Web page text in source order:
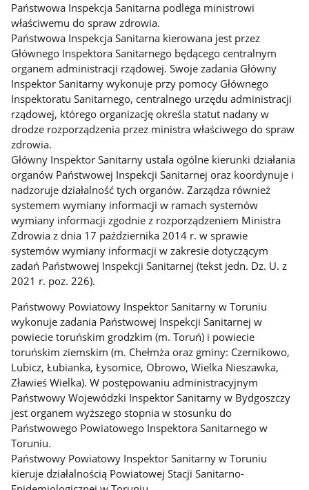
Państwowa Inspekcja Sanitarna podlega ministrowi
właściwemu do spraw zdrowia.
Państwowa Inspekcja Sanitarna kierowana jest przez
Głównego Inspektora Sanitarnego będącego centralnym
organem administracji rządowej. Swoje zadania Główny
Inspektor Sanitarny wykonuje przy pomocy Głównego
Inspektoratu Sanitarnego, centralnego urzędu administracji
rządowej, którego organizację określa statut nadany w
drodze rozporządzenia przez ministra właściwego do spraw
zdrowia.
Główny Inspektor Sanitarny ustala ogólne kierunki działania
organów Państwowej Inspekcji Sanitarnej oraz koordynuje i
nadzoruje działalność tych organów. Zarządza również
systemem wymiany informacji w ramach systemów
wymiany informacji zgodnie z rozporządzeniem Ministra
Zdrowia z dnia 17 października 2014 r. w sprawie
systemów wymiany informacji w zakresie dotyczącym
zadań Państwowej Inspekcji Sanitarnej (tekst jedn. Dz. U. z
2021 r. poz. 226).
Państwowy Powiatowy Inspektor Sanitarny w Toruniu
wykonuje zadania Państwowej Inspekcji Sanitarnej w
powiecie toruńskim grodzkim (m. Toruń) i powiecie
toruńskim ziemskim (m. Chełmża oraz gminy: Czernikowo,
Lubicz, Łubianka, Łysomice, Obrowo, Wielka Nieszawka,
Zławieś Wielka). W postępowaniu administracyjnym
Państwowy Wojewódzki Inspektor Sanitarny w Bydgoszczy
jest organem wyższego stopnia w stosunku do
Państwowego Powiatowego Inspektora Sanitarnego w
Toruniu.
Państwowy Powiatowy Inspektor Sanitarny w Toruniu
kieruje działalnością Powiatowej Stacji Sanitarno-